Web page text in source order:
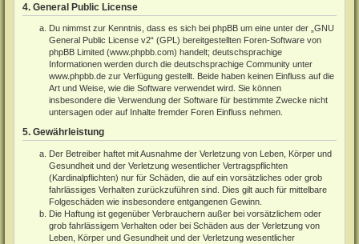
4. General Public License
Du nimmst zur Kenntnis, dass es sich bei phpBB um eine unter der „GNU
General Public License v2“ (GPL) bereitgestellten Foren-Software von
phpBB Limited (www.phpbb.com) handelt; deutschsprachige
Informationen werden durch die deutschsprachige Community unter
www.phpbb.de zur Verfügung gestellt. Beide haben keinen Einfluss auf die
Art und Weise, wie die Software verwendet wird. Sie können
insbesondere die Verwendung der Software für bestimmte Zwecke nicht
untersagen oder auf Inhalte fremder Foren Einfluss nehmen.
5. Gewährleistung
Der Betreiber haftet mit Ausnahme der Verletzung von Leben, Körper und
Gesundheit und der Verletzung wesentlicher Vertragspflichten
(Kardinalpflichten) nur für Schäden, die auf ein vorsätzliches oder grob
fahrlässiges Verhalten zurückzuführen sind. Dies gilt auch für mittelbare
Folgeschäden wie insbesondere entgangenen Gewinn.
Die Haftung ist gegenüber Verbrauchern außer bei vorsätzlichem oder
grob fahrlässigem Verhalten oder bei Schäden aus der Verletzung von
Leben, Körper und Gesundheit und der Verletzung wesentlicher